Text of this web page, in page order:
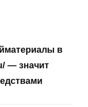
в
— значит